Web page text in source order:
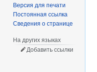
Версия для печати
Постоянная ссылка
Сведения о странице
На других языках
Добавить ссылки